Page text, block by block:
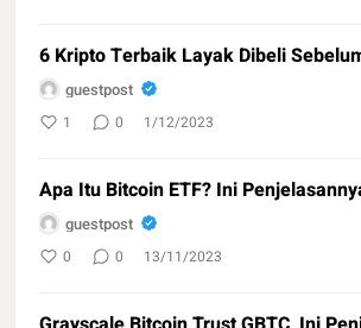
6 Kripto Terbaik Layak Dibeli
guestpost
1 0 1/12/2023
Apa Itu Bitcoin ETF? Ini
guestpost
0 0 13/11/2023